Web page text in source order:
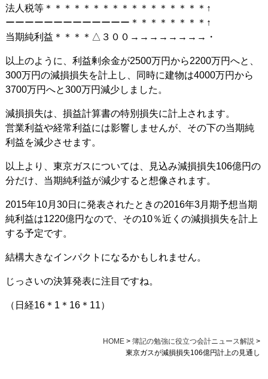
法人税等＊＊＊＊＊＊＊＊＊＊＊＊＊＊＊＊＊↑
ーーーーーーーーーーーーー＊＊＊＊＊＊＊＊↑
当期純利益＊＊＊＊△３００→→→→→→→→・
以上のように、利益剰余金が2500万円から2200万円へと、
300万円の減損損失を計上し、同時に建物は4000万円から
3700万円へと300万円減少しました。
減損損失は、損益計算書の特別損失に計上されます。
営業利益や経常利益には影響しませんが、その下の当期純
利益を減少させます。
以上より、東京ガスについては、見込み減損損失106億円の
分だけ、当期純利益が減少すると想像されます。
2015年10月30日に発表されたときの2016年3月期予想当期
純利益は1220億円なので、その10％近くの減損損失を計上
する予定です。
結構大きなインパクトになるかもしれません。
じっさいの決算発表に注目ですね。
（日経16＊1＊16＊11）
HOME> 簿記の勉強に役立つ会計ニュース解説 >
東京ガスが減損損失106億円計上の見通し